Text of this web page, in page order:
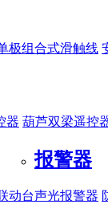
极组合式滑触线
器 葫芦双梁遥控
动台
报警器
声光报警器